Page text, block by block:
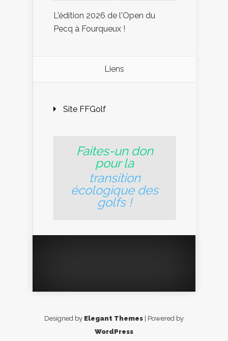
L'édition 2026 de l'Open du
Pecq à Fourqueux !
Liens
Site FFGolf
Faites-un don
pour la
transition
écologique des
golfs!
Designed by Elegant Themes | Powered by
WordPress